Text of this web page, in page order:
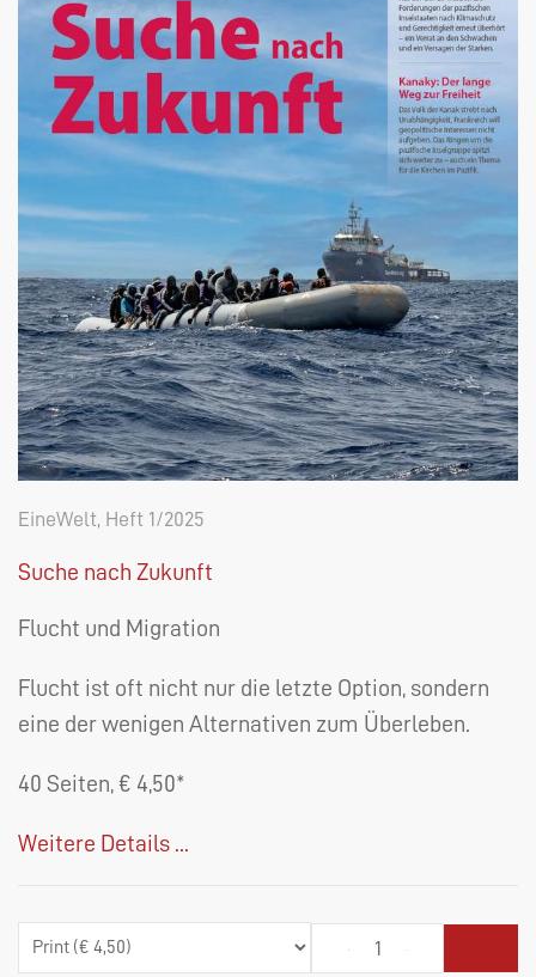
EineWelt, Heft 1/2025
Suche nach Zukunft
Flucht und Migration
Flucht ist oft nicht nur die letzte Option, sondern
eine der wenigen Alternativen zum Überleben.
40 Seiten, € 4,50*
Weitere Details ...